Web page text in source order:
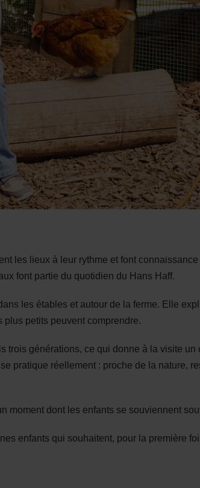
les lieux à leur rythme et font
font partie du quotidien du Hans Haff.
les étables et autour de la ferme. Elle
plus petits peuvent comprendre.
trois générations, ce qui donne à la visite
pratique réellement : proche de la nature,
moment dont les enfants se souviennent
enfants qui souhaitent, pour la première